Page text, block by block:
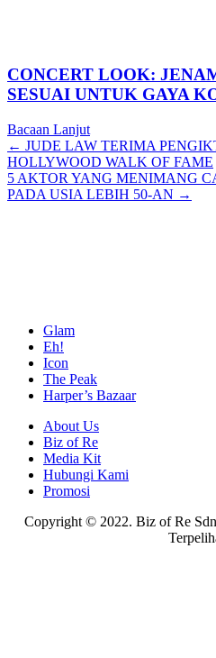
CONCERT LOOK:
SESUAI UNTUK GAYA
Bacaan Lanjut
Posts
navigation
← JUDE LAW TERIMA
HOLLYWOOD WALK OF FAME
5 AKTOR YANG MENIMANG
PADA USIA LEBIH 50-AN →
Glam
Eh!
Icon
The Peak
Harper’s Bazaar
About Us
Biz of Re
Media Kit
Hubungi Kami
Promosi
Copyright © 2022. Biz of Re